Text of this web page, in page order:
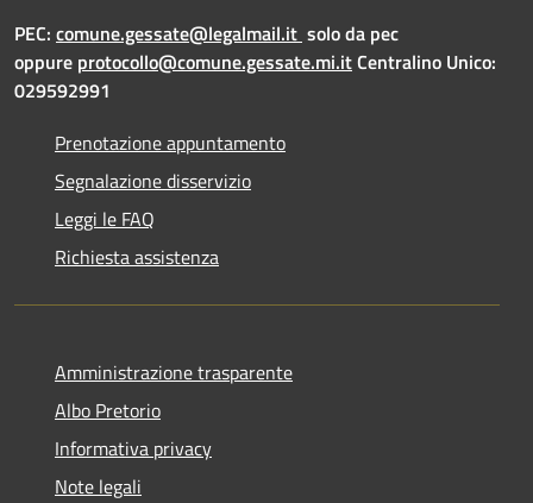
PEC: comune.gessate@legalmail.it solo da pec
oppure protocollo@comune.gessate.mi.itCentralino Unico:
029592991
Prenotazione appuntamento
Segnalazione disservizio
Leggi le FAQ
Richiesta assistenza
Amministrazione trasparente
Albo Pretorio
Informativa privacy
Note legali